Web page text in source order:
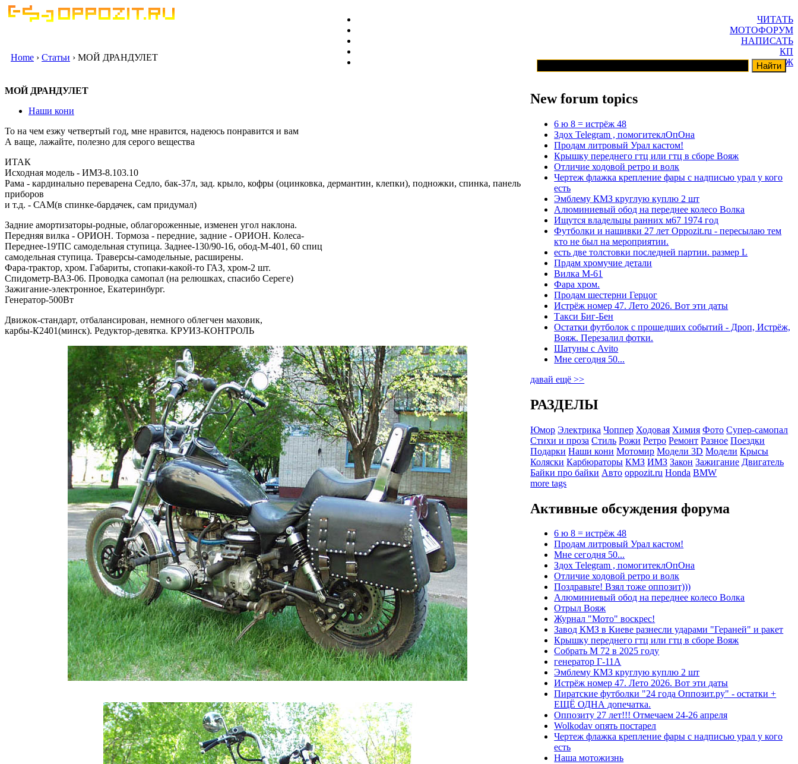
ЧИТАТЬ
МОТОФОРУМ
НАПИСАТЬ
КП
ГАРАЖ
Home › Статьи › МОЙ ДРАНДУЛЕТ
МОЙ ДРАНДУЛЕТ
Наши кони
То на чем езжу четвертый год, мне нравится, надеюсь понравится и вам
А ваще, лажайте, полезно для серого вещества
ИТАК
Исходная модель - ИМЗ-8.103.10
Рама - кардинально переварена Седло, бак-37л, зад. крыло, кофры (оцинковка, дермантин, клепки), подножки, спинка, панель
приборов
и т.д. - САМ(в спинке-бардачек, сам придумал)
Задние амортизаторы-родные, облагороженные, изменен угол наклона.
Передняя вилка - ОРИОН. Тормоза - передние, задние - ОРИОН. Колеса-
Переднее-19'ПС самодельная ступица. Заднее-130/90-16, обод-М-401, 60 спиц
самодельная ступица. Траверсы-самодельные, расширены.
Фара-трактор, хром. Габариты, стопаки-какой-то ГАЗ, хром-2 шт.
Спидометр-ВАЗ-06. Проводка самопал (на релюшках, спасибо Сереге)
Зажигание-электронное, Екатеринбург.
Генератор-500Вт
Движок-стандарт, отбалансирован, немного облегчен маховик,
карбы-К2401(минск). Редуктор-девятка. КРУИЗ-КОНТРОЛЬ
New forum topics
6 ю 8 = истрёж 48
Здох Telegram , помогитеклОпОна
Продам литровый Урал кастом!
Крышку переднего гтц или гтц в сборе Вояж
Отличие ходовой ретро и волк
Чертеж флажка крепление фары с надписью урал у кого
есть
Эмблему КМЗ круглую куплю 2 шт
Алюминиевый обод на переднее колесо Волка
Ищутся владельцы ранних м67 1974 год
Футболки и нашивки 27 лет Oppozit.ru - пересылаю тем
кто не был на мероприятии.
есть две толстовки последней партии. размер L
Прдам хромучие детали
Вилка М-61
Фара хром.
Продам шестерни Герцог
Истрёж номер 47. Лето 2026. Вот эти даты
Такси Биг-Бен
Остатки футболок с прошедших событий - Дроп, Истрёж,
Вояж. Перезалил фотки.
Шатуны с Avito
Мне сегодня 50...
давай ещё >>
РАЗДЕЛЫ
Юмор Электрика Чоппер Ходовая Химия Фото Супер-самопал
Стихи и проза Стиль Рожи Ретро Ремонт Разное Поездки
Подарки Наши кони Мотомир Модели 3D Модели Крысы
Коляски Карбюраторы КМЗ ИМЗ Закон Зажигание Двигатель
Байки про байки Авто oppozit.ru Honda BMW
more tags
Активные обсуждения форума
6 ю 8 = истрёж 48
Продам литровый Урал кастом!
Мне сегодня 50...
Здох Telegram , помогитеклОпОна
Отличие ходовой ретро и волк
Поздравьте! Взял тоже оппозит)))
Алюминиевый обод на переднее колесо Волка
Отрыл Вояж
Журнал "Мото" воскрес!
Завод КМЗ в Киеве разнесли ударами "Гераней" и ракет
Крышку переднего гтц или гтц в сборе Вояж
Собрать М 72 в 2025 году
генератор Г-11А
Эмблему КМЗ круглую куплю 2 шт
Истрёж номер 47. Лето 2026. Вот эти даты
Пиратские футболки "24 года Оппозит.ру" - остатки +
ЕЩЁ ОДНА допечатка.
Оппозиту 27 лет!!! Отмечаем 24-26 апреля
Wolkodav опять постарел
Чертеж флажка крепление фары с надписью урал у кого
есть
Наша мотожизнь